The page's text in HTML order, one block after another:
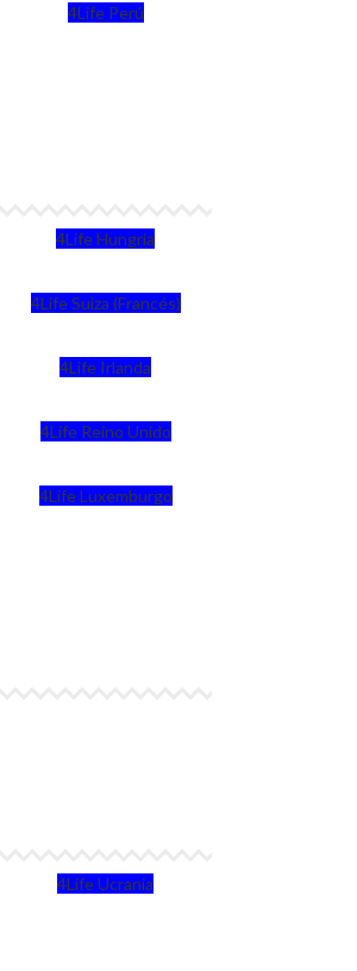
4Life Perú
4Life Hungria
4Life Suiza (Francés)
4Life Irlanda
4Life Reino Unido
4Life Luxemburgo
4Life Ucrania